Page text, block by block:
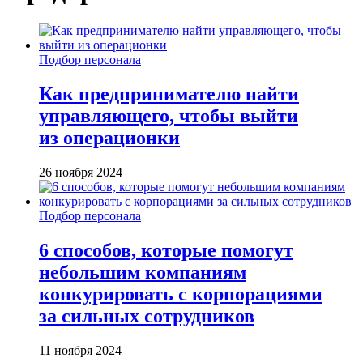
Подбор персонала
Как предпринимателю найти
управляющего, чтобы выйти
из операционки
26 ноября 2024
Подбор персонала
6 способов, которые помогут
небольшим компаниям
конкурировать с корпорациями
за сильных сотрудников
11 ноября 2024